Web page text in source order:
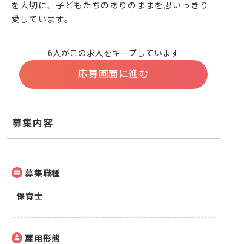
を大切に、子どもたちのありのままを思いっきり
愛しています。
6人がこの求人をキープしています
応募画面に進む
募集内容
募集職種
保育士
雇用形態